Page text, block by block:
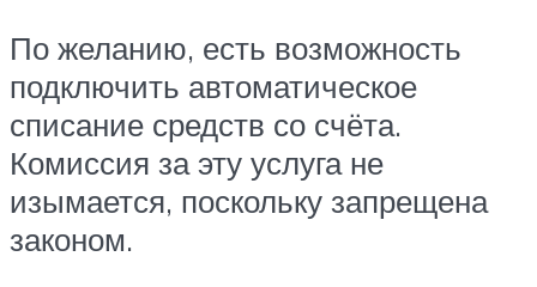
По желанию, есть возможность
подключить автоматическое
списание средств со счёта.
Комиссия за эту услуга не
изымается, поскольку запрещена
законом.